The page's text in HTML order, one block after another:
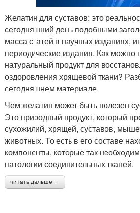
Желатин для суставов: это
сегодняшний день подобными
масса статей в научных изданиях,
периодические издания. Как можно
натуральный продукт для
оздоровления хрящевой ткани?
сегодняшнем материале.
Чем желатин может быть полезен
Это природный продукт, который
сухожилий, хрящей, суставов,
животных. То есть в его составе
компоненты, которые так
патологии соединительных тканей.
читать дальше →